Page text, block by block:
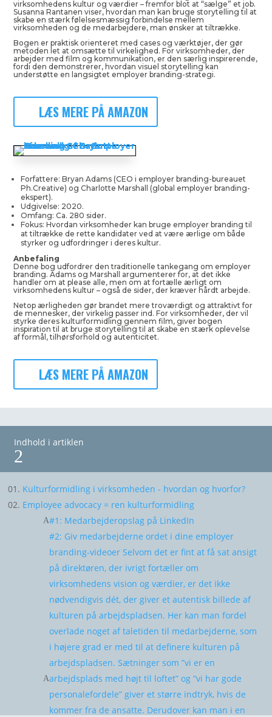
virksomhedens kultur og værdier – fremfor blot at “sælge” et job.
Susanna Rantanen viser, hvordan man kan bruge storytelling til at
skabe en stærk følelsesmæssig forbindelse mellem
virksomheden og de medarbejdere, man ønsker at tiltrække.
Bogen er praktisk orienteret med cases og værktøjer, der gør
metoden let at omsætte til virkelighed. For virksomheder, der
arbejder med film og kommunikation, er den særlig inspirerende,
fordi den demonstrerer, hvordan visuel storytelling kan
understøtte en langsigtet employer branding-strategi.
LÆS MERE PÅ AMAZON
Forfattere: Bryan Adams (CEO i employer branding-bureauet
Ph.Creative) og Charlotte Marshall (global employer branding-
ekspert).
Udgivelse: 2020.
Omfang: Ca. 280 sider.
Fokus: Hvordan virksomheder kan bruge employer branding til
at tiltrække de rette kandidater ved at være ærlige om både
styrker og udfordringer i deres kultur.
Anbefaling
Denne bog udfordrer den traditionelle tankegang om employer
branding. Adams og Marshall argumenterer for, at det ikke
handler om at please alle, men om at fortælle ærligt om
virksomhedens kultur – også de sider, der kræver hårdt arbejde.
Netop ærligheden gør brandet mere troværdigt og attraktivt for
de mennesker, der virkelig passer ind. For virksomheder, der vil
styrke deres kulturformidling gennem film, giver bogen
inspiration til at bruge storytelling til at skabe en stærk oplevelse
af formål, tilhørsforhold og autenticitet.
LÆS MERE PÅ AMAZON
Indhold i artiklen
2
Kulturformidling i virksomheden - hvordan og hvorfor?
Employee advocacy = ren kulturformidling
#1: Medarbejderopslag på LinkedIn
#2: Giv medarbejderne ordet i dine employer
branding-videoer Selvom det er fint at få sat ansigt
på direktøren, der ivrigt fortæller om
virksomhedens vision og værdier, er det ikke
nødvendigvis dét, der giver et autentisk billede af
kulturen på arbejdspladsen. Her kan man fordel
overlade noget af taletiden til medarbejderne, som
i højere grad er med til at definere kulturen på
arbejdspladsen. Sætninger som ”vi er en
arbejdsplads med højt til loftet” og ”vi har gode
personalefordele” giver et større indtryk, hvis de
kommer fra de ansatte. Derudover kan man i en